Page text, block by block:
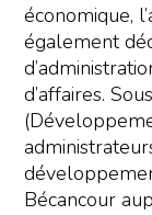
économique,
également
d’affaires.
Bécancour